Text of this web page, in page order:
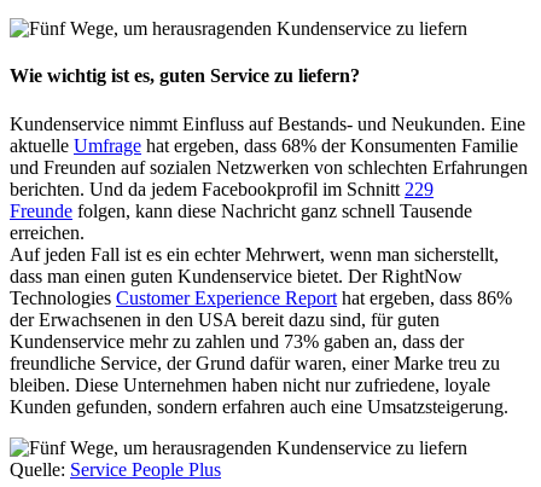
Wie wichtig ist es, guten Service zu liefern?
Kundenservice nimmt Einfluss auf Bestands- und Neukunden. Eine
aktuelle Umfrage hat ergeben, dass 68% der Konsumenten Familie
und Freunden auf sozialen Netzwerken von schlechten Erfahrungen
berichten. Und da jedem Facebookprofil im Schnitt 229
Freunde folgen, kann diese Nachricht ganz schnell Tausende
erreichen.
Auf jeden Fall ist es ein echter Mehrwert, wenn man sicherstellt,
dass man einen guten Kundenservice bietet. Der RightNow
Technologies Customer Experience Report hat ergeben, dass 86%
der Erwachsenen in den USA bereit dazu sind, für guten
Kundenservice mehr zu zahlen und 73% gaben an, dass der
freundliche Service, der Grund dafür waren, einer Marke treu zu
bleiben. Diese Unternehmen haben nicht nur zufriedene, loyale
Kunden gefunden, sondern erfahren auch eine Umsatzsteigerung.
Quelle: Service People Plus